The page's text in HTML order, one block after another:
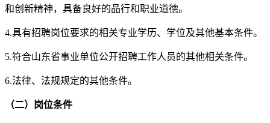
和创新精神，具备良好的品行和职业道德。
4.具有招聘岗位要求的相关专业学历、学位及其他基本条件。
5.符合山东省事业单位公开招聘工作人员的其他相关条件。
6.法律、法规规定的其他条件。
（二）岗位条件